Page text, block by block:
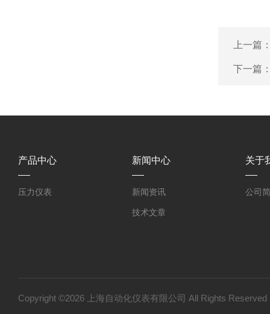
上一篇
下一篇
产品中心
压力仪表
新闻中心
新闻资讯
技术文章
关于
公司
Copyright ©2026 上海自动化仪表有限公司 All Rights